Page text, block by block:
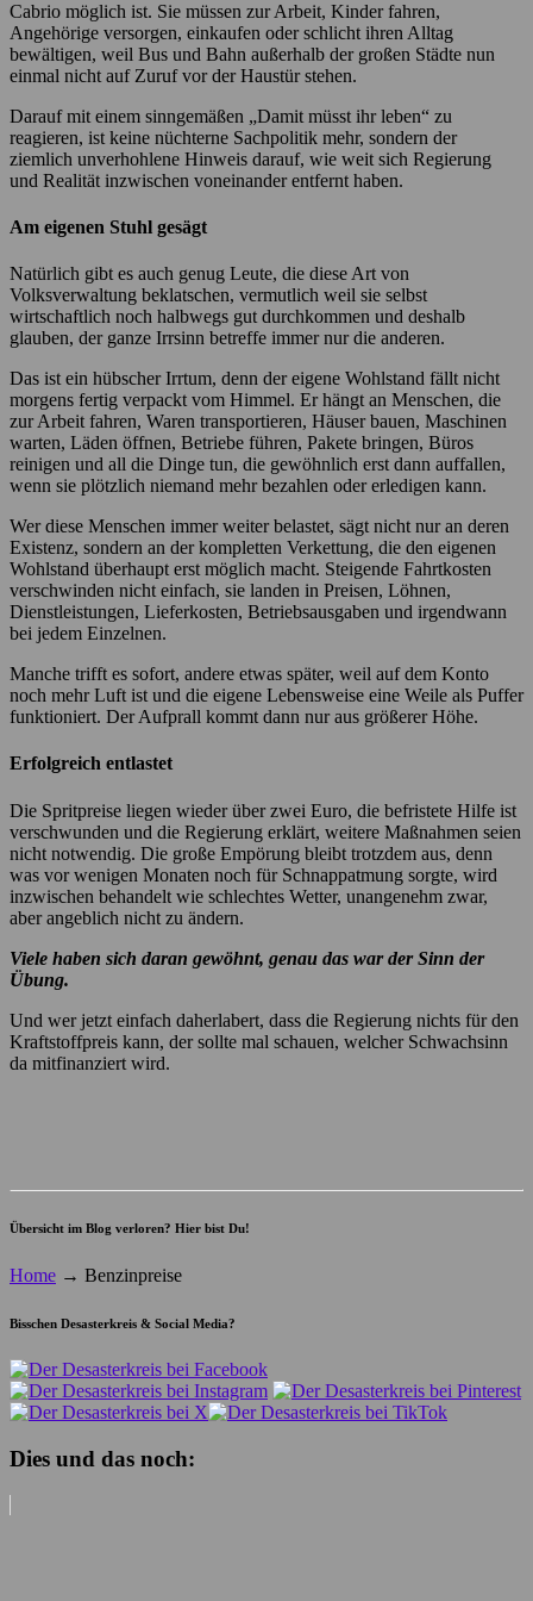
Cabrio möglich ist. Sie müssen zur Arbeit, Kinder fahren,
Angehörige versorgen, einkaufen oder schlicht ihren Alltag
bewältigen, weil Bus und Bahn außerhalb der großen Städte nun
einmal nicht auf Zuruf vor der Haustür stehen.
Darauf mit einem sinngemäßen „Damit müsst ihr leben“ zu
reagieren, ist keine nüchterne Sachpolitik mehr, sondern der
ziemlich unverhohlene Hinweis darauf, wie weit sich Regierung
und Realität inzwischen voneinander entfernt haben.
Am eigenen Stuhl gesägt
Natürlich gibt es auch genug Leute, die diese Art von
Volksverwaltung beklatschen, vermutlich weil sie selbst
wirtschaftlich noch halbwegs gut durchkommen und deshalb
glauben, der ganze Irrsinn betreffe immer nur die anderen.
Das ist ein hübscher Irrtum, denn der eigene Wohlstand fällt nicht
morgens fertig verpackt vom Himmel. Er hängt an Menschen, die
zur Arbeit fahren, Waren transportieren, Häuser bauen, Maschinen
warten, Läden öffnen, Betriebe führen, Pakete bringen, Büros
reinigen und all die Dinge tun, die gewöhnlich erst dann auffallen,
wenn sie plötzlich niemand mehr bezahlen oder erledigen kann.
Wer diese Menschen immer weiter belastet, sägt nicht nur an deren
Existenz, sondern an der kompletten Verkettung, die den eigenen
Wohlstand überhaupt erst möglich macht. Steigende Fahrtkosten
verschwinden nicht einfach, sie landen in Preisen, Löhnen,
Dienstleistungen, Lieferkosten, Betriebsausgaben und irgendwann
bei jedem Einzelnen.
Manche trifft es sofort, andere etwas später, weil auf dem Konto
noch mehr Luft ist und die eigene Lebensweise eine Weile als Puffer
funktioniert. Der Aufprall kommt dann nur aus größerer Höhe.
Erfolgreich entlastet
Die Spritpreise liegen wieder über zwei Euro, die befristete Hilfe ist
verschwunden und die Regierung erklärt, weitere Maßnahmen seien
nicht notwendig. Die große Empörung bleibt trotzdem aus, denn
was vor wenigen Monaten noch für Schnappatmung sorgte, wird
inzwischen behandelt wie schlechtes Wetter, unangenehm zwar,
aber angeblich nicht zu ändern.
Viele haben sich daran gewöhnt, genau das war der Sinn der
Übung.
Und wer jetzt einfach daherlabert, dass die Regierung nichts für den
Kraftstoffpreis kann, der sollte mal schauen, welcher Schwachsinn
da mitfinanziert wird.
Übersicht im Blog verloren? Hier bist Du!
Home → Benzinpreise
Bisschen Desasterkreis & Social Media?
Dies und das noch: